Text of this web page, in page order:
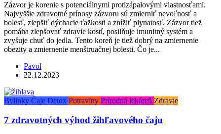
Zázvor je korenie s potenciálnymi protizápalovými vlastnosťami.
Najvyššie zdravotné prínosy zázvoru sú zmierniť nevoľnosť a
bolesť, zlepšiť dýchacie ťažkosti a znížiť plynatosť. Zázvor tiež
pomáha zlepšovať zdravie kostí, posilňuje imunitný systém a
zvyšuje chuť do jedla. Tento koreň je tiež dobrý na zmiernenie
obezity a zmiernenie menštruačnej bolesti. Čo je...
Pavol
22.12.2023
Bylinky Čaje Detox Potraviny Prírodná lekáreň Zdravie
7 zdravotných výhod žihľavového čaju